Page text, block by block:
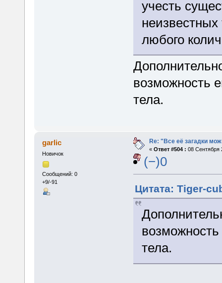
учесть
неизвестных
любого
возможность
тела.
garlic
Новичок
Сообщений: 0
+9/-91
Re: "Все её загадки
« Ответ #504 : 08 Сентября
(−)0
Цитата: Tiger-
тела.